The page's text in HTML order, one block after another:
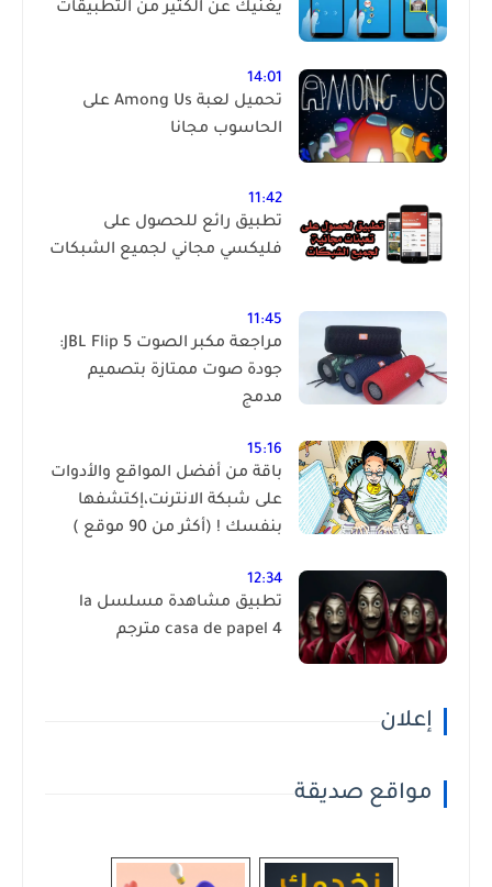
يغنيك عن الكثير من التطبيقات
14:01
تحميل لعبة Among Us على
الحاسوب مجانا
11:42
تطبيق رائع للحصول على
فليكسي مجاني لجميع الشبكات
11:45
مراجعة مكبر الصوت JBL Flip 5:
جودة صوت ممتازة بتصميم
مدمج
15:16
باقة من أفضل المواقع والأدوات
على شبكة الانترنت،إكتشفها
بنفسك ! (أكثر من 90 موقع )
12:34
تطبيق مشاهدة مسلسل la
casa de papel 4 مترجم
إعلان
مواقع صديقة